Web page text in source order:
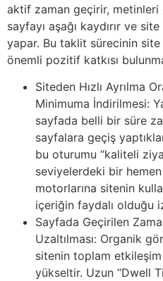
aktif zaman geçirir, metinleri
sayfayı aşağı kaydırır ve
yapar. Bu taklit sürecinin
önemli pozitif katkısı
Siteden Hızlı Ayrılma
Minimuma İndirilmesi:
sayfada belli bir süre
sayfalara geçiş
bu oturumu “kaliteli
seviyelerdeki bir hemen
motorlarına sitenin
içeriğin faydalı olduğu
Sayfada Geçirilen
Uzaltılması: Organik
sitenin toplam
yükseltir. Uzun “Dwell